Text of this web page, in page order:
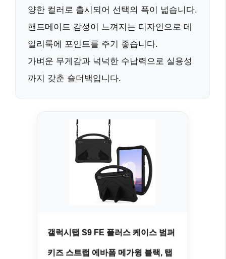
양한 컬러 로 출시되어 선택의 폭이 넓습니다.
핸드메이드 감성이 느껴지는 디자인으로 데
일리룩에 포인트를 주기 좋습니다.
가벼운 무게감과 넉넉한 수납력으로 실용성
까지 갖춘 숄더백입니다.
갤럭시탭 S9 FE 플러스 케이스 범퍼
키즈 스트랩 에바폼 메가윙 블랙, 탭